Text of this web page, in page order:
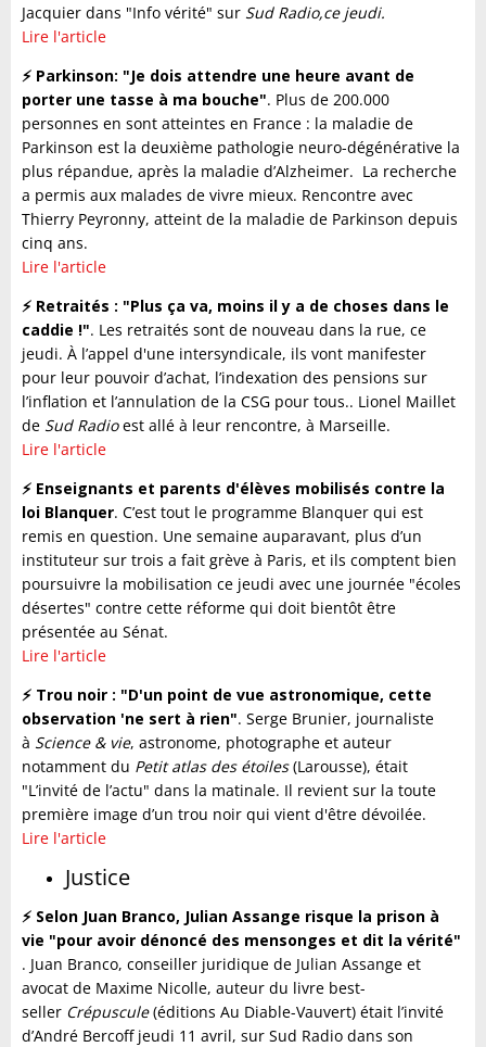
Jacquier dans "Info vérité" sur Sud Radio,ce jeudi.
Lire l'article
⚡️ Parkinson: "Je dois attendre une heure avant de
porter une tasse à ma bouche". Plus de 200.000
personnes en sont atteintes en France : la maladie de
Parkinson est la deuxième pathologie neuro-dégénérative la
plus répandue, après la maladie d’Alzheimer. La recherche
a permis aux malades de vivre mieux. Rencontre avec
Thierry Peyronny, atteint de la maladie de Parkinson depuis
cinq ans.
Lire l'article
⚡️ Retraités : "Plus ça va, moins il y a de choses dans le
caddie !". Les retraités sont de nouveau dans la rue, ce
jeudi. À l’appel d'une intersyndicale, ils vont manifester
pour leur pouvoir d’achat, l’indexation des pensions sur
l’inflation et l’annulation de la CSG pour tous.. Lionel Maillet
de Sud Radioest allé à leur rencontre, à Marseille.
Lire l'article
⚡️ Enseignants et parents d'élèves mobilisés contre la
loi Blanquer. C’est tout le programme Blanquer qui est
remis en question. Une semaine auparavant, plus d’un
instituteur sur trois a fait grève à Paris, et ils comptent bien
poursuivre la mobilisation ce jeudi avec une journée "écoles
désertes" contre cette réforme qui doit bientôt être
présentée au Sénat.
Lire l'article
⚡️ Trou noir : "D'un point de vue astronomique, cette
observation 'ne sert à rien". Serge Brunier, journaliste
à Science & vie, astronome, photographe et auteur
notamment du Petit atlas des étoiles(Larousse), était
"L’invité de l’actu" dans la matinale. Il revient sur la toute
première image d’un trou noir qui vient d'être dévoilée.
Lire l'article
Justice
⚡️ Selon Juan Branco, Julian Assange risque la prison à
vie "pour avoir dénoncé des mensonges et dit la vérité"
. Juan Branco, conseiller juridique de Julian Assange et
avocat de Maxime Nicolle, auteur du livre best-
seller Crépuscule(éditions Au Diable-Vauvert) était l’invité
d’André Bercoff jeudi 11 avril, sur Sud Radio dans son